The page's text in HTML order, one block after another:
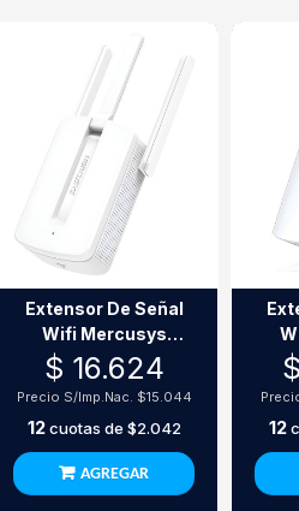
Extensor De Señal
Wifi Mercusys
Mw300Re 300Mbps
$ 16.624
Precio S/Imp.Nac. $15.044
12cuotas de $2.042
AGREGAR
12